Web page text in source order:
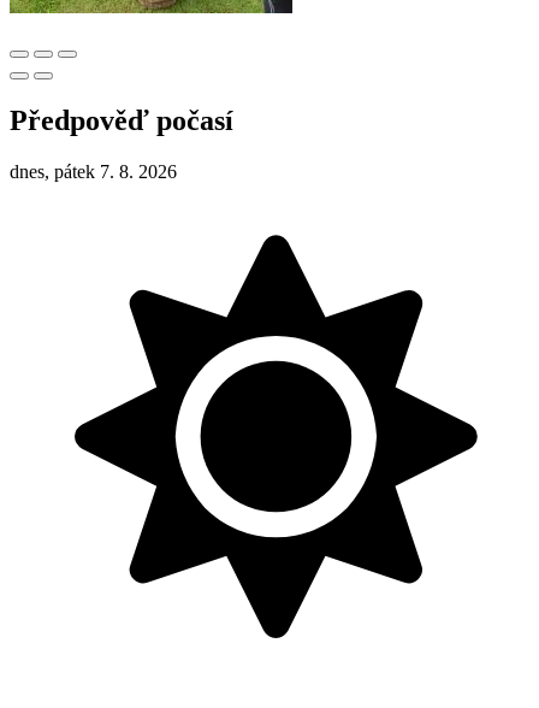
Předpověď počasí
dnes, pátek 7. 8. 2026